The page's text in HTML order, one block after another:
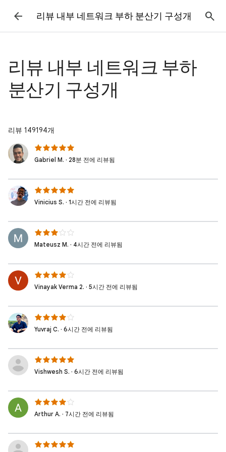
리뷰 내부 네트워크 부하 분산기 구성개
리뷰 내부 네트워크 부하
분산기 구성개
리뷰 149194개
Gabriel M. · 28분 전에 리뷰됨
Vinicius S. · 1시간 전에 리뷰됨
Mateusz M. · 4시간 전에 리뷰됨
Vinayak Verma 2. · 5시간 전에 리뷰됨
Yuvraj C. · 6시간 전에 리뷰됨
Vishwesh S. · 6시간 전에 리뷰됨
Arthur A. · 7시간 전에 리뷰됨